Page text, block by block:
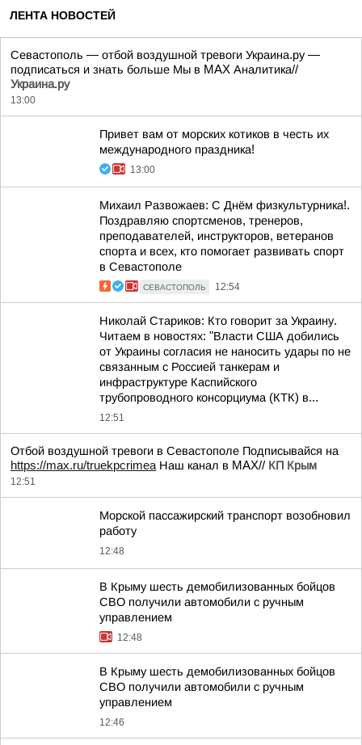
ЛЕНТА НОВОСТЕЙ
Севастополь — отбой воздушной тревоги Украина.ру —
подписаться и знать больше Мы в MAX Аналитика//
Украина.ру
13:00
Привет вам от морских котиков в честь их
международного праздника!
13:00
Михаил Развожаев: С Днём физкультурника!.
Поздравляю спортсменов, тренеров,
преподавателей, инструкторов, ветеранов
спорта и всех, кто помогает развивать спорт
в Севастополе
СЕВАСТОПОЛЬ 12:54
Николай Стариков: Кто говорит за Украину.
Читаем в новостях: "Власти США добились
от Украины согласия не наносить удары по не
связанным с Россией танкерам и
инфраструктуре Каспийского
трубопроводного консорциума (КТК) в...
12:51
Отбой воздушной тревоги в Севастополе Подписывайся на
https://max.ru/truekpcrimea Наш канал в MAX// КП Крым
12:51
Морской пассажирский транспорт возобновил
работу
12:48
В Крыму шесть демобилизованных бойцов
СВО получили автомобили с ручным
управлением
12:48
В Крыму шесть демобилизованных бойцов
СВО получили автомобили с ручным
управлением
12:46